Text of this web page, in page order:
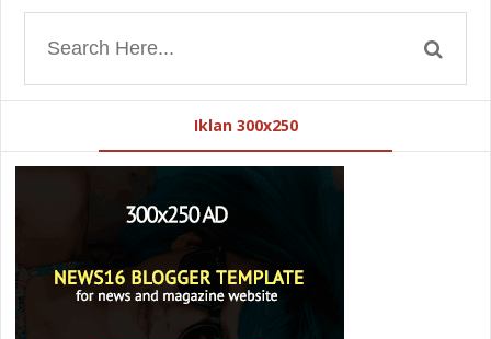
Iklan 300x250